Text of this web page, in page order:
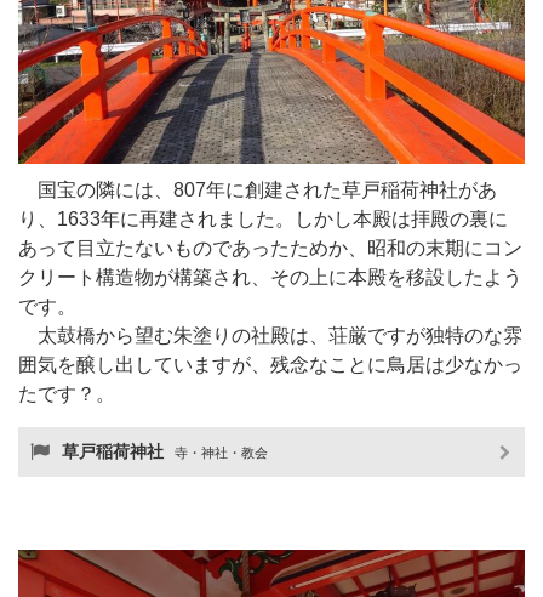
国宝の隣には、807年に創建された草戸稲荷神社があ
り、1633年に再建されました。しかし本殿は拝殿の裏に
あって目立たないものであったためか、昭和の末期にコン
クリート構造物が構築され、その上に本殿を移設したよう
です。
太鼓橋から望む朱塗りの社殿は、荘厳ですが独特のな雰
囲気を醸し出していますが、残念なことに鳥居は少なかっ
たです？。
草戸稲荷神社 寺・神社・教会